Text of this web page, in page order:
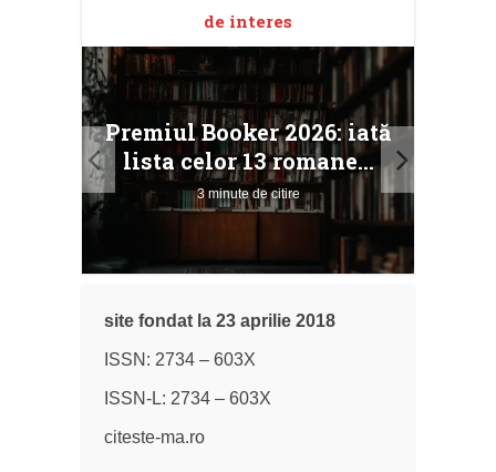
de interes
Premiul Booker 2026: iată
lista celor 13 romane...
3 minute de citire
site fondat la 23 aprilie 2018
ISSN: 2734 – 603X
ISSN-L: 2734 – 603X
citeste-ma.ro